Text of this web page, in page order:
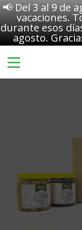
📢 Del 3 al 9 de
vacaciones.
durante esos
agosto.